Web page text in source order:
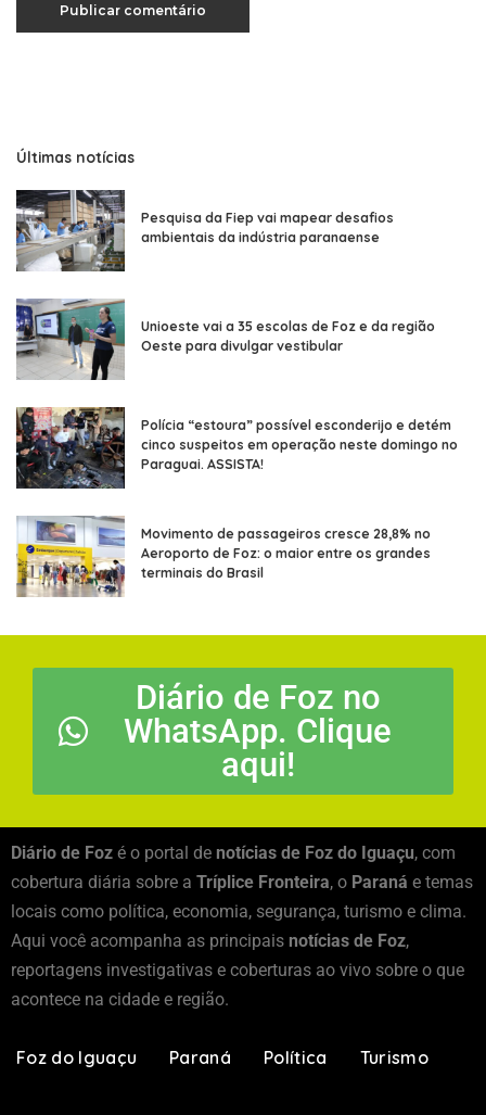
Últimas notícias
Pesquisa da Fiep vai mapear desafios
ambientais da indústria paranaense
Unioeste vai a 35 escolas de Foz e da região
Oeste para divulgar vestibular
Polícia “estoura” possível esconderijo e detém
cinco suspeitos em operação neste domingo no
Paraguai. ASSISTA!
Movimento de passageiros cresce 28,8% no
Aeroporto de Foz: o maior entre os grandes
terminais do Brasil
Diário de Foz no
WhatsApp. Clique
aqui!
Diário de Foz é o portal de notícias de Foz do Iguaçu, com
cobertura diária sobre a Tríplice Fronteira, o Paraná e temas
locais como política, economia, segurança, turismo e clima.
Aqui você acompanha as principais notícias de Foz,
reportagens investigativas e coberturas ao vivo sobre o que
acontece na cidade e região.
Foz do Iguaçu Paraná Política Turismo